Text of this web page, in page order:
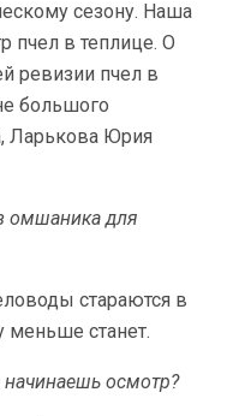
сезону. Наша
пчел в теплице. О
ревизии пчел в
большого
Ларькова Юрия
омшаника для
стараются в
меньше станет.
осмотр?